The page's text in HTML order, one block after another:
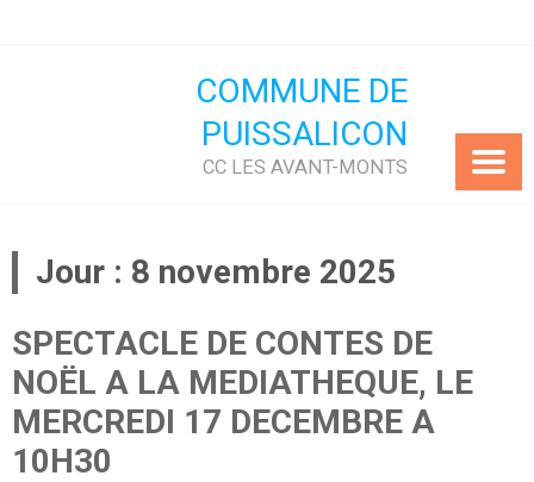
COMMUNE DE
PUISSALICON
CC LES AVANT-MONTS
Jour : 8 novembre 2025
SPECTACLE DE CONTES DE
NOËL A LA MEDIATHEQUE, LE
MERCREDI 17 DECEMBRE A
10H30